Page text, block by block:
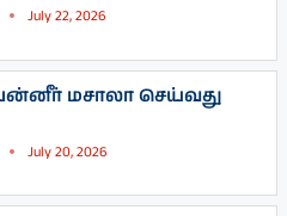
July 22, 2026
மசாலா செய்வது
July 20, 2026